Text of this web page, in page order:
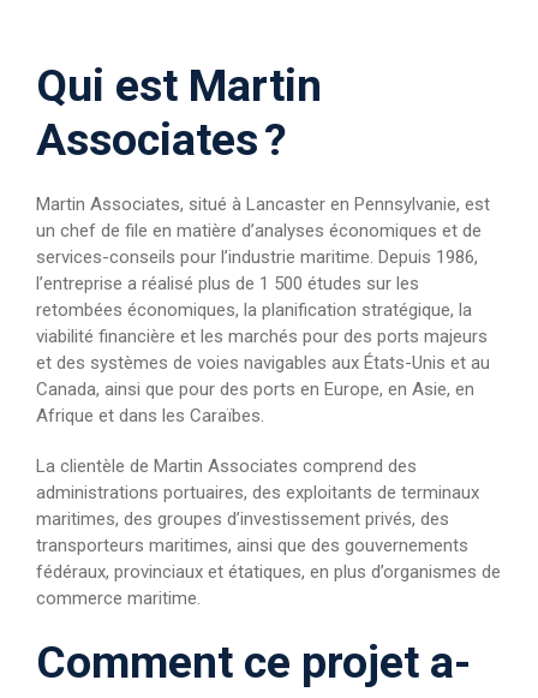
Qui est Martin
Associates ?
Martin Associates, situé à Lancaster en Pennsylvanie, est
un chef de file en matière d’analyses économiques et de
services-conseils pour l’industrie maritime. Depuis 1986,
l’entreprise a réalisé plus de 1 500 études sur les
retombées économiques, la planification stratégique, la
viabilité financière et les marchés pour des ports majeurs
et des systèmes de voies navigables aux États-Unis et au
Canada, ainsi que pour des ports en Europe, en Asie, en
Afrique et dans les Caraïbes.
La clientèle de Martin Associates comprend des
administrations portuaires, des exploitants de terminaux
maritimes, des groupes d’investissement privés, des
transporteurs maritimes, ainsi que des gouvernements
fédéraux, provinciaux et étatiques, en plus d’organismes de
commerce maritime.
Comment ce projet a-